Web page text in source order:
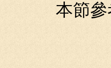
本節